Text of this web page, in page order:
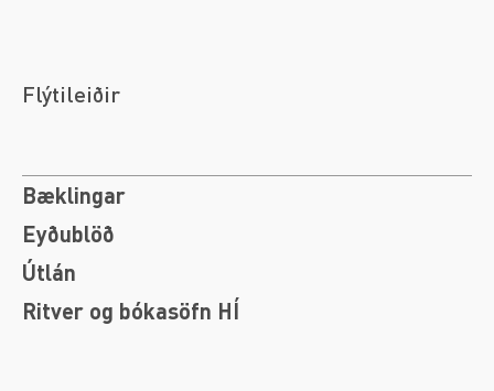
Flýtileiðir
Bæklingar
Eyðublöð
Útlán
Ritver og bókasöfn HÍ